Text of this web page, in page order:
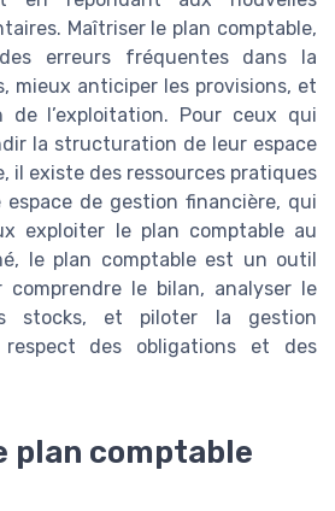
Maîtriser le plan comptable,
erreurs fréquentes dans la
mieux anticiper les provisions, et
de l’exploitation. Pour ceux qui
la structuration de leur espace
il existe des ressources pratiques
de gestion financière, qui
exploiter le plan comptable au
le plan comptable est un outil
comprendre le bilan, analyser le
stocks, et piloter la gestion
des obligations et des
plan comptable